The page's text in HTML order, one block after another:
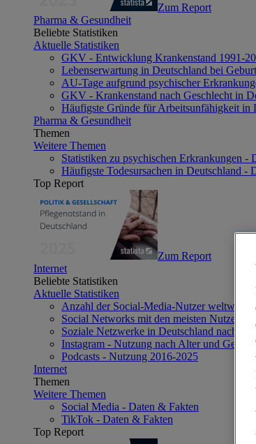
Zum Report
Pharma & Gesundheit
Beliebte Statistiken
Aktuelle Statistiken
GKV - Entwicklung Krankenstand 1991-
Lebenserwartung in Deutschland bei
AU-Tage aufgrund psychischer
GKV - Krankenstand nach Geschlecht in
Häufigste Gründe für Arbeitsunfähigkeit in
Pharma & Gesundheit
Themen
Weitere Themen
Statistiken zu psychischen Erkrankungen -
Häufigste Todesursachen in Deutschland -
Top Report
Zum Report
Internet
Beliebte Statistiken
Aktuelle Statistiken
Anzahl der Social-Media-Nutzer weltweit
Social Networks mit den meisten Nutzern
Soziale Netzwerke in Deutschland nach
Instagram - Nutzung nach Alter und
Podcasts - Nutzung 2016-2025
Internet
Themen
Weitere Themen
Social Media - Daten & Fakten
TikTok - Daten & Fakten
Top Report